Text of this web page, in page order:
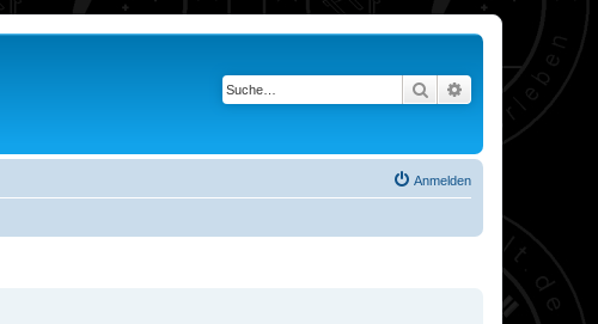
Suche Erweiterte Suche
Anmelden